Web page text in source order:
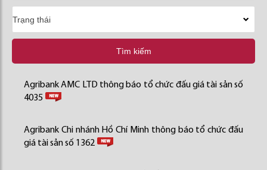
Tìm kiếm
Agribank AMC LTD thông báo tổ chức đấu giá tài sản số
4035
Agribank Chi nhánh Hồ Chí Minh thông báo tổ chức đấu
giá tài sản số 1362